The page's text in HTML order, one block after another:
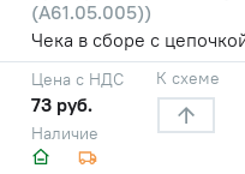
(А61.05.005))
Чека в сборе с
Наличие
Цена с НДС
73 руб.
К схеме